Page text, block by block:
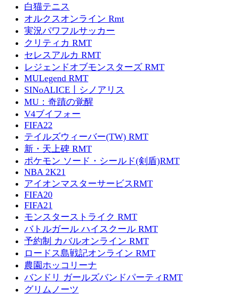
白猫テニス
オルクスオンライン Rmt
実況パワフルサッカー
クリティカ RMT
セレスアルカ RMT
レジェンドオブモンスターズ RMT
MULegend RMT
SINoALICE丨シノアリス
MU：奇蹟の覚醒
V4ブイフォー
FIFA22
テイルズウィーバー(TW) RMT
新・天上碑 RMT
ポケモン ソード・シールド(剣盾)RMT
NBA 2K21
アイオンマスターサービスRMT
FIFA20
FIFA21
モンスターストライク RMT
バトルガール ハイスクール RMT
予約制 カバルオンライン RMT
ロードス島戦記オンライン RMT
農園ホッコリーナ
バンドリ ガールズバンドパーティRMT
グリムノーツ